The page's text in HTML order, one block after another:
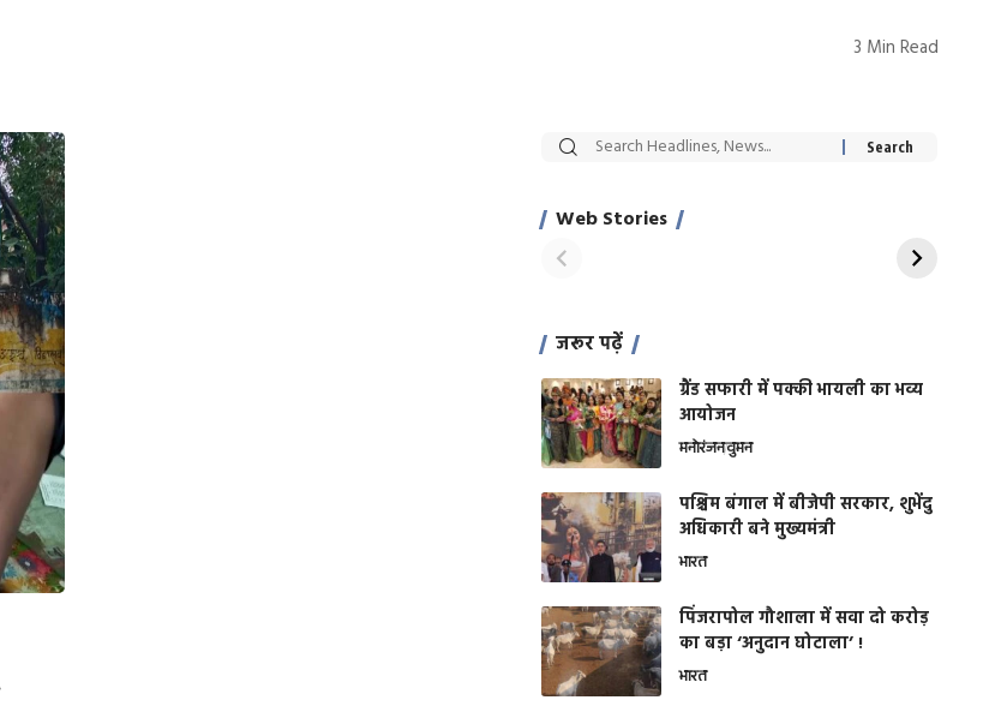
3 Min Read
Web Stories
सट्टेबाजी में अरेस्ट हुए
साहिल खान
रोज एक कच्चे लहसुन
जरूर पढ़ें
ग्रैंड सफारी में पक्की भायली का भव्य
आयोजन
मनोरंजनवुमन
पश्चिम बंगाल में बीजेपी सरकार, शुभेंदु
अधिकारी बने मुख्यमंत्री
भारत
​पिंजरापोल गौशाला में सवा दो करोड़
का बड़ा ‘अनुदान घोटाला’ !
भारत